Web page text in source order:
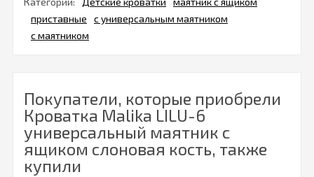
приставные
с универсальным маятником
с маятником
Покупатели, которые приобрели
Кроватка Malika LILU-6
универсальный маятник с
ящиком слоновая кость, также
купили